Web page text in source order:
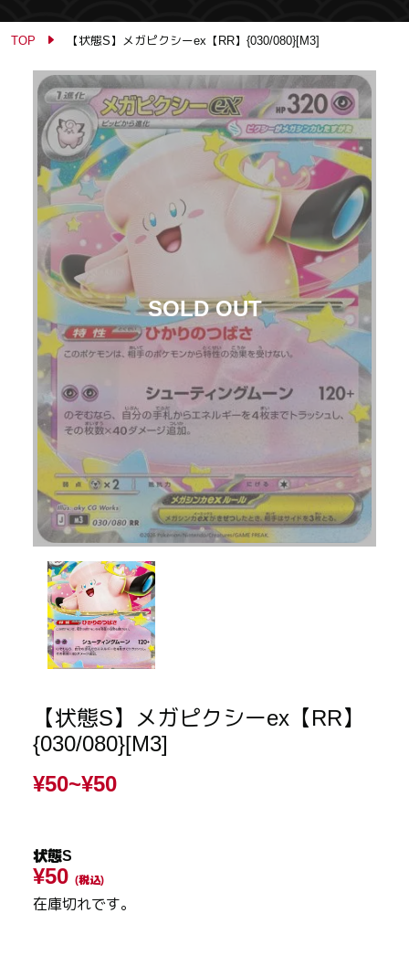
TOP 【状態S】メガピクシーex【RR】{030/080}[M3]
【状態S】メガピクシーex【RR】
{030/080}[M3]
¥50~¥50
状態S
¥50 (税込)
在庫切れです。